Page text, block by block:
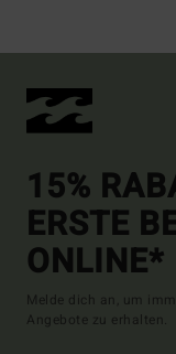
15%
ERSTE
ONLINE*
Melde dich an, um
Angebote zu erhalten.